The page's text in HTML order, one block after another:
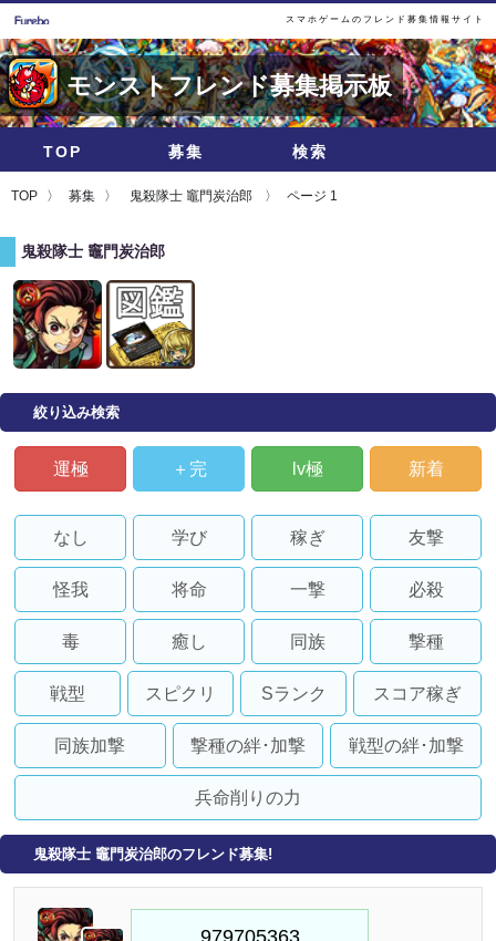
スマホゲームのフレンド募集情報サイト
モンストフレンド募集掲示板
TOP 募集 検索
TOP 募集 鬼殺隊士 竈門炭治郎 ページ 1
鬼殺隊士 竈門炭治郎
絞り込み検索
運極 ＋完 lv極 新着
なし 学び 稼ぎ 友撃
怪我 将命 一撃 必殺
毒 癒し 同族 撃種
戦型 スピクリ Sランク スコア稼ぎ
同族加撃 撃種の絆･加撃 戦型の絆･加撃
兵命削りの力
鬼殺隊士 竈門炭治郎のフレンド募集!